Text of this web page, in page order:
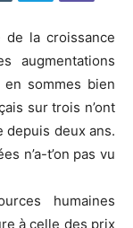
de la croissance
augmentations
en sommes bien
sur trois n’ont
depuis deux ans.
n’a-t’on pas vu
humaines
à celle des prix